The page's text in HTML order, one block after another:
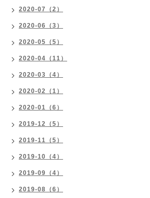
2020-07（2）
2020-06（3）
2020-05（5）
2020-04（11）
2020-03（4）
2020-02（1）
2020-01（6）
2019-12（5）
2019-11（5）
2019-10（4）
2019-09（4）
2019-08（6）